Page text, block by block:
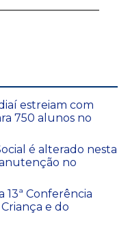
estreiam com
750 alunos no
é alterado nesta
no
13ª Conferência
e do